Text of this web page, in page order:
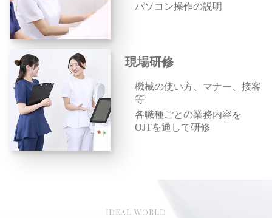
パソコン操作の説明
現場研修
機械の使い方、マナー、接客
等
各職種ごとの業務内容を
OJTを通して研修
IDEAL WORLD